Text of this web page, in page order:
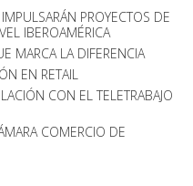
PROYECTOS DE
IBEROAMÉRICA
MARCA LA DIFERENCIA
EN RETAIL
CON EL TELETRABAJO
COMERCIO DE